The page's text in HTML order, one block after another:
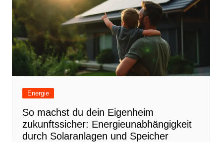
Energie
So machst du dein Eigenheim
zukunftssicher: Energieunabhängigkeit
durch Solaranlagen und Speicher